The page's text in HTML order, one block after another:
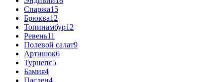
Спаржа15
Брюква12
Топинамбур12
Ревень11
Полевой салат9
Артишок6
Турнепс5
Бамия4